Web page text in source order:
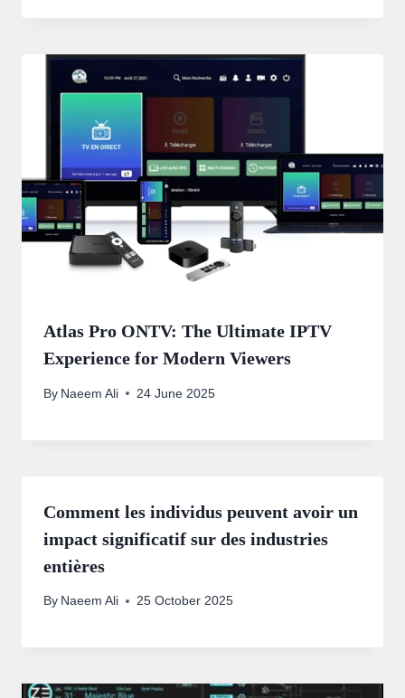
Atlas Pro ONTV: The Ultimate IPTV
Experience for Modern Viewers
By Naeem Ali 24 June 2025
Comment les individus peuvent avoir un
impact significatif sur des industries
entières
By Naeem Ali 25 October 2025